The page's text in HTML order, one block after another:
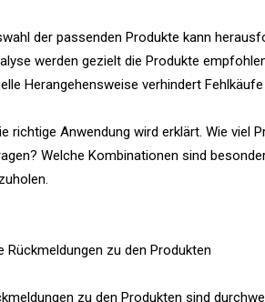
der passenden Produkte kann
werden gezielt die Produkte
Herangehensweise verhindert
richtige Anwendung wird erklärt. Wie viel
Welche Kombinationen sind
Rückmeldungen zu den Produkten
zu den Produkten sind